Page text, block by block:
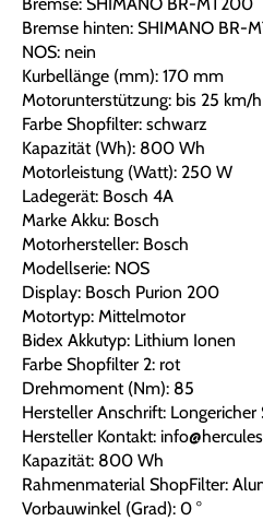
Bremse hinten: SHIMANO BR-
NOS: nein
Kurbellänge (mm): 170 mm
Motorunterstützung: bis 25 km/h
Farbe Shopfilter: schwarz
Kapazität (Wh): 800 Wh
Motorleistung (Watt): 250 W
Ladegerät: Bosch 4A
Marke Akku: Bosch
Motorhersteller: Bosch
Modellserie: NOS
Display: Bosch Purion 200
Motortyp: Mittelmotor
Bidex Akkutyp: Lithium Ionen
Farbe Shopfilter 2: rot
Drehmoment (Nm): 85
Hersteller Anschrift:
Hersteller Kontakt:
Kapazität: 800 Wh
Rahmenmaterial ShopFilter:
Vorbauwinkel (Grad): 0 °